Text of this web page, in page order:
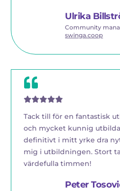
Ulrika
Community
swinga.coop
Tack till för en fantastisk
och mycket kunnig
definitivt i mitt yrke dra
mig i utbildningen. Stort
värdefulla timmen!
Peter